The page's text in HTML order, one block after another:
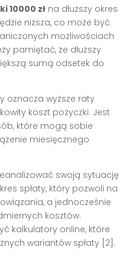
10000 zł na dłuższy okres
niższa, co może być
możliwościach
pamiętać, że dłuższy
sumą odsetek do
oznacza wyższe raty
koszt pożyczki. Jest
które mogą sobie
miesięcznego
swoją sytuację
spłaty, który pozwoli na
a jednocześnie
kosztów.
kalkulatory online, które
wariantów spłaty [2].